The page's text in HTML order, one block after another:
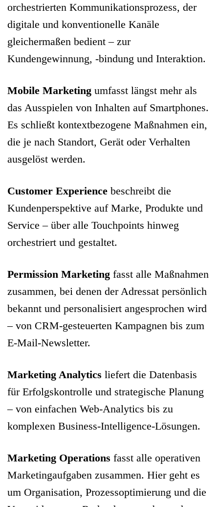
orchestrierten Kommunikationsprozess, der
digitale und konventionelle Kanäle
gleichermaßen bedient – zur
Kundengewinnung, -bindung und Interaktion.
Mobile Marketing umfasst längst mehr als
das Ausspielen von Inhalten auf Smartphones.
Es schließt kontextbezogene Maßnahmen ein,
die je nach Standort, Gerät oder Verhalten
ausgelöst werden.
Customer Experience beschreibt die
Kundenperspektive auf Marke, Produkte und
Service – über alle Touchpoints hinweg
orchestriert und gestaltet.
Permission Marketing fasst alle Maßnahmen
zusammen, bei denen der Adressat persönlich
bekannt und personalisiert angesprochen wird
– von CRM-gesteuerten Kampagnen bis zum
E-Mail-Newsletter.
Marketing Analytics liefert die Datenbasis
für Erfolgskontrolle und strategische Planung
– von einfachen Web-Analytics bis zu
komplexen Business-Intelligence-Lösungen.
Marketing Operations fasst alle operativen
Marketingaufgaben zusammen. Hier geht es
um Organisation, Prozessoptimierung und die